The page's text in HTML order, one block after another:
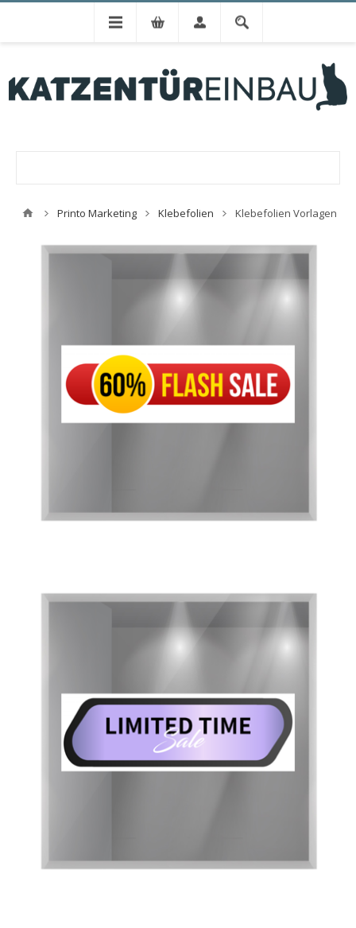
Printo Marketing Klebefolien Klebefolien Vorlagen